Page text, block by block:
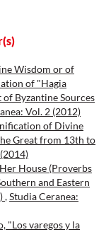
Wisdom or of
of "Hagia
Byzantine Sources
Vol. 2 (2012)
of Divine
Great from 13th to
House (Proverbs
and Eastern
,Studia Ceranea:
"Los varegos y la